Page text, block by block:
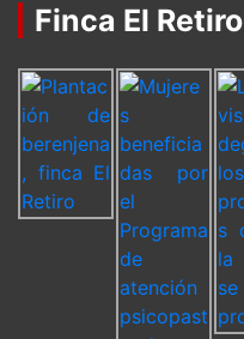
Finca El Retiro